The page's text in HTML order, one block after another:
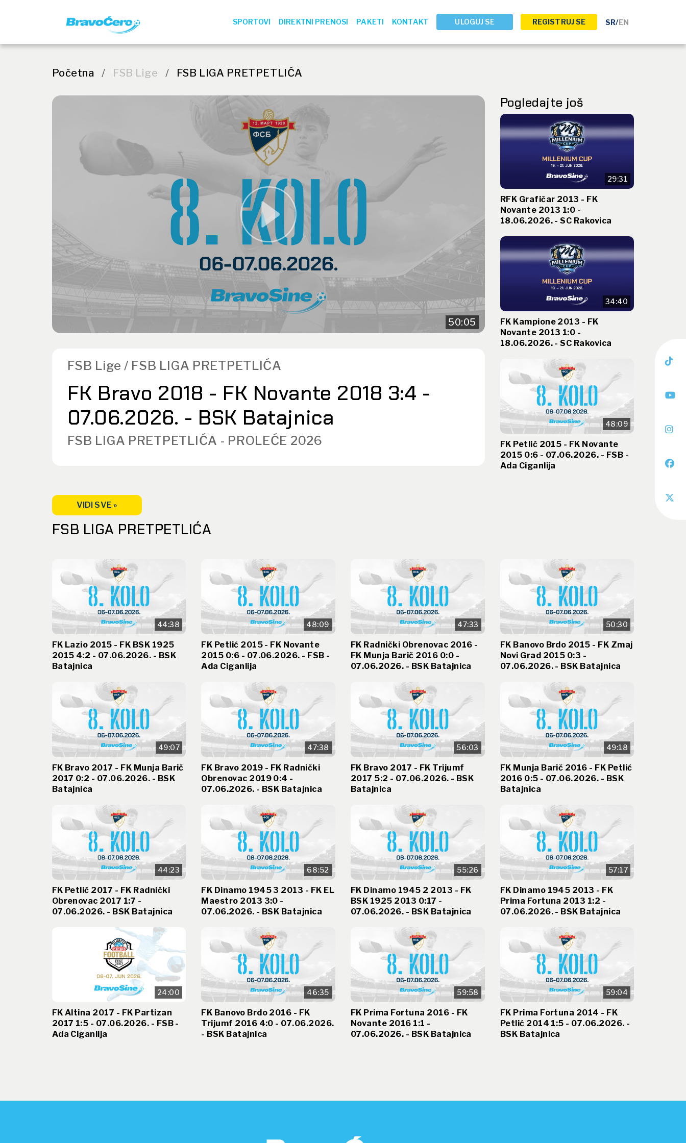
SPORTOVI DIREKTNI PRENOSI PAKETI KONTAKT ULOGUJ SE REGISTRUJ SE SR/EN
Početna / FSB Lige / FSB LIGA PRETPETLIĆA
50:05
FSB Lige / FSB LIGA PRETPETLIĆA
FK Bravo 2018 - FK Novante 2018 3:4 -
07.06.2026. - BSK Batajnica
FSB LIGA PRETPETLIĆA - PROLEĆE 2026
Pogledajte još
29:31
RFK Grafičar 2013 - FK
Novante 2013 1:0 -
18.06.2026. - SC Rakovica
34:40
FK Kampione 2013 - FK
Novante 2013 1:0 -
18.06.2026. - SC Rakovica
48:09
FK Petlić 2015 - FK Novante
2015 0:6 - 07.06.2026. - FSB -
Ada Ciganlija
VIDI SVE »
FSB LIGA PRETPETLIĆA
44:38
FK Lazio 2015 - FK BSK 1925
2015 4:2 - 07.06.2026. - BSK
Batajnica
48:09
FK Petlić 2015 - FK Novante
2015 0:6 - 07.06.2026. - FSB -
Ada Ciganlija
47:33
FK Radnički Obrenovac 2016 -
FK Munja Barič 2016 0:0 -
07.06.2026. - BSK Batajnica
50:30
FK Banovo Brdo 2015 - FK Zmaj
Novi Grad 2015 0:3 -
07.06.2026. - BSK Batajnica
49:07
FK Bravo 2017 - FK Munja Barič
2017 0:2 - 07.06.2026. - BSK
Batajnica
47:38
FK Bravo 2019 - FK Radnički
Obrenovac 2019 0:4 -
07.06.2026. - BSK Batajnica
56:03
FK Bravo 2017 - FK Trijumf
2017 5:2 - 07.06.2026. - BSK
Batajnica
49:18
FK Munja Barič 2016 - FK Petlić
2016 0:5 - 07.06.2026. - BSK
Batajnica
44:23
FK Petlić 2017 - FK Radnički
Obrenovac 2017 1:7 -
07.06.2026. - BSK Batajnica
68:52
FK Dinamo 1945 3 2013 - FK EL
Maestro 2013 3:0 -
07.06.2026. - BSK Batajnica
55:26
FK Dinamo 1945 2 2013 - FK
BSK 1925 2013 0:17 -
07.06.2026. - BSK Batajnica
57:17
FK Dinamo 1945 2013 - FK
Prima Fortuna 2013 1:2 -
07.06.2026. - BSK Batajnica
24:00
FK Altina 2017 - FK Partizan
2017 1:5 - 07.06.2026. - FSB -
Ada Ciganlija
46:35
FK Banovo Brdo 2016 - FK
Trijumf 2016 4:0 - 07.06.2026.
- BSK Batajnica
59:58
FK Prima Fortuna 2016 - FK
Novante 2016 1:1 -
07.06.2026. - BSK Batajnica
59:04
FK Prima Fortuna 2014 - FK
Petlić 2014 1:5 - 07.06.2026. -
BSK Batajnica